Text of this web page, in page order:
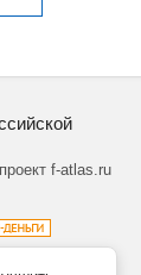
f-atlas.ru